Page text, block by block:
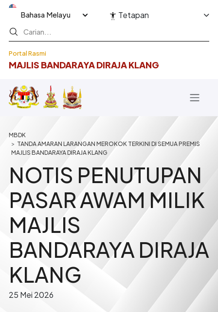
Langkau ke kandungan utama
Portal Rasmi
MAJLIS BANDARAYA DIRAJA KLANG
Select your language Tetapan
Breadcrumb
TANDA AMARAN LARANGAN MEROKOK TERKINI DI SEMUA PREMIS
MAJLIS BANDARAYA DIRAJA KLANG
NOTIS PENUTUPAN
PASAR AWAM MILIK
MAJLIS
BANDARAYA DIRAJA
KLANG
25 Mei 2026